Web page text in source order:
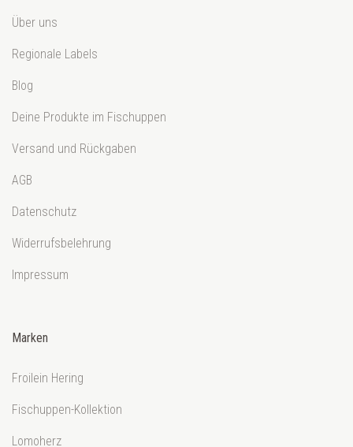
Über uns
Regionale Labels
Blog
Deine Produkte im Fischuppen
Versand und Rückgaben
AGB
Datenschutz
Widerrufsbelehrung
Impressum
Marken
Froilein Hering
Fischuppen-Kollektion
Lomoherz